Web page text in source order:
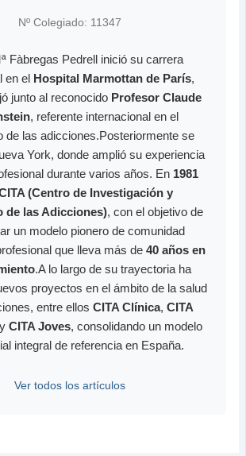
Nº Colegiado: 11347
Fàbregas Pedrell inició su carrera
en el Hospital Marmottan de París,
junto al reconocido Profesor Claude
, referente internacional en el
de las adicciones.Posteriormente se
York, donde amplió su experiencia
durante varios años. En 1981
(Centro de Investigación y
de las Adicciones), con el objetivo de
un modelo pionero de comunidad
que lleva más de 40 años en
.A lo largo de su trayectoria ha
proyectos en el ámbito de la salud
entre ellos CITA Clínica, CITA
y CITA Joves, consolidando un modelo
integral de referencia en España.
Ver todos los artículos